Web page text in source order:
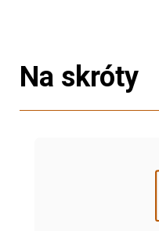
Na skróty